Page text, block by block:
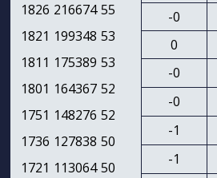
1826 216674 55
1821 199348 53
1811 175389 53
1801 164367 52
1751 148276 52
1736 127838 50
1721 113064 50
-0
0
-0
-0
-1
-1